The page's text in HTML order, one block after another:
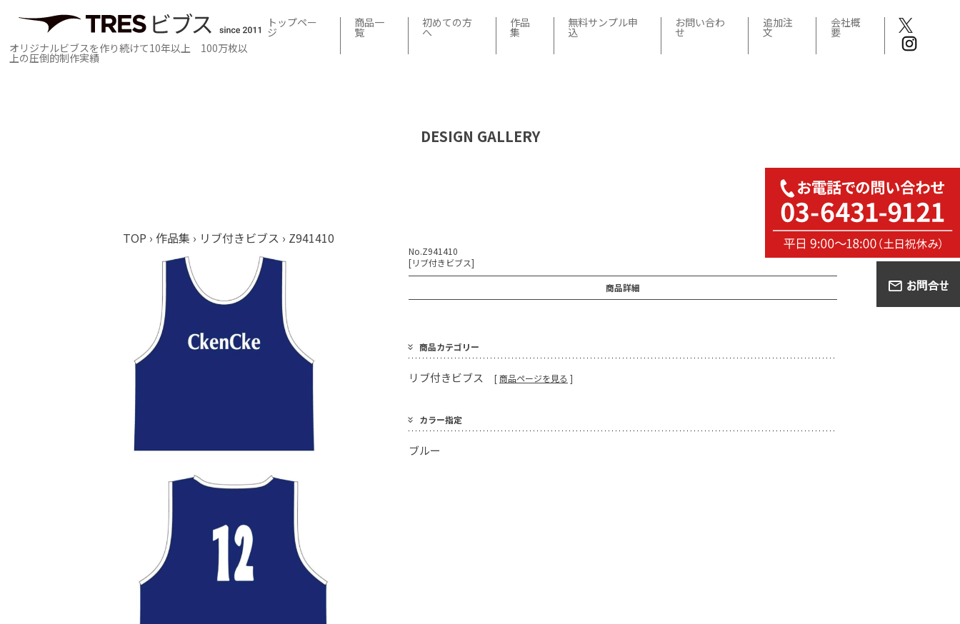
オリジナルビブスを作り続けて10年以上 100万枚以
上の圧倒的制作実績
トップペー
ジ
商品一
覧
初めての方
へ
作品
集
無料サンプル申
込
お問い合わ
せ
追加注
文
会社概
要
DESIGN GALLERY
TOP › 作品集 › リブ付きビブス › Z941410
No.Z941410
[リブ付きビブス]
商品詳細
商品カテゴリー
リブ付きビブス [商品ページを見る ]
カラー指定
ブルー